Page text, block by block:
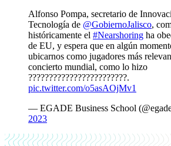
Alfonso Pompa, secretario de
Tecnología de @GobiernoJalisco,
históricamente el #Nearshoring ha
de EU, y espera que en algún
ubicarnos como jugadores más
concierto mundial, como lo hizo
????????????????????????.
pic.twitter.com/o5asAOjMv1
— EGADE Business School
2023